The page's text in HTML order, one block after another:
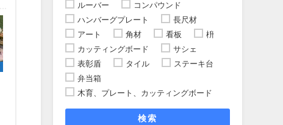
ルーバー
コンパウンド
ハンバーグプレート
長尺材
アート
角材 看板
枡
カッティングボード
サシェ
表彰盾
タイル
ステーキ台
弁当箱
木育、プレート、カッティングボード
検索